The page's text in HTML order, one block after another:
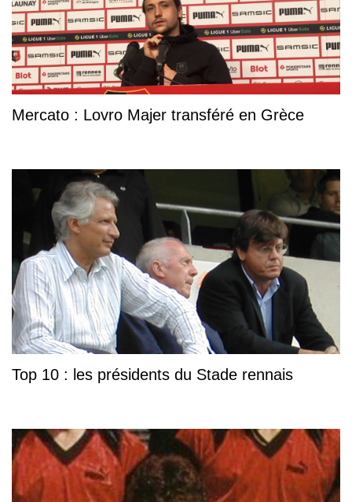
Mercato : Lovro Majer transféré en Grèce
Top 10 : les présidents du Stade rennais